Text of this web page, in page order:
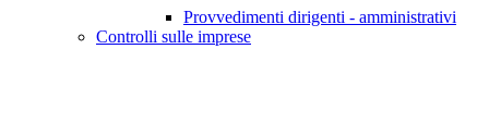
Provvedimenti dirigenti - amministrativi
Controlli sulle imprese